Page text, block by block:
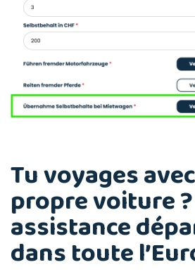
Tu voyages
propre voiture
assistance
dans toute